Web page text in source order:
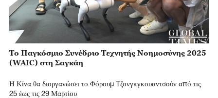
Το Παγκόσμιο Συνέδριο Τεχνητής Νοημοσύνης 2025
(WAIC) στη Σαγκάη
Η Κίνα θα διοργανώσει το Φόρουμ Τζονγκγκουαντσούν από τις
25 έως τις 29 Μαρτίου